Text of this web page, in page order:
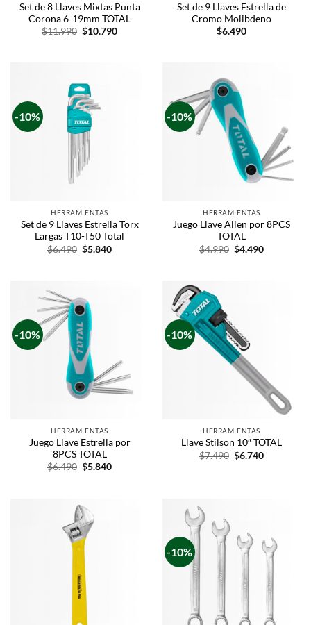
Set de 8 Llaves Mixtas Punta
Corona 6-19mm TOTAL
$11.990 $10.790
Set de 9 Llaves Estrella de
Cromo Molibdeno
$6.490
-10%
HERRAMIENTAS
Set de 9 Llaves Estrella Torx
Largas T10-T50 Total
$6.490 $5.840
-10%
HERRAMIENTAS
Juego Llave Allen por 8PCS
TOTAL
$4.990 $4.490
-10%
HERRAMIENTAS
Juego Llave Estrella por
8PCS TOTAL
$6.490 $5.840
-10%
HERRAMIENTAS
Llave Stilson 10″ TOTAL
$7.490 $6.740
-10%